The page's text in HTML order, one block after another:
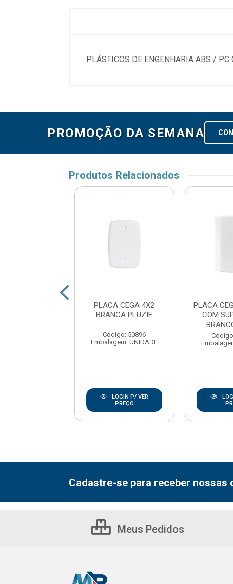
PLÁSTICOS DE ENGENHARIA ABS / PC
PROMOÇÃO DA SEMANA
Produtos Relacionados
PLACA CEGA 4X2
BRANCA PLUZIE
Código: 50896
Embalagem: UNIDADE
LOGIN P/ VER
PREÇO
PLACA
COM
Cadastre-se para receber nossas
Meus Pedidos